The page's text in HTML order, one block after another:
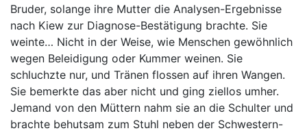
Bruder, solange ihre Mutter die Analysen-Ergebnisse
nach Kiew zur Diagnose-Bestätigung brachte. Sie
weinte… Nicht in der Weise, wie Menschen gewöhnlich
wegen Beleidigung oder Kummer weinen. Sie
schluchzte nur, und Tränen flossen auf ihren Wangen.
Sie bemerkte das aber nicht und ging ziellos umher.
Jemand von den Müttern nahm sie an die Schulter und
brachte behutsam zum Stuhl neben der Schwestern-